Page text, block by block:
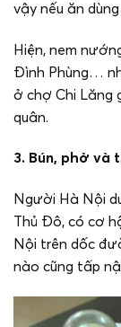
vậy nếu ăn
Hiện, nem
Đình Phùng…
ở chợ Chi Lăng
quân.
3. Bún, phở và
Người Hà Nội
Thủ Đô, có cơ
Nội trên dốc
nào cũng tấp